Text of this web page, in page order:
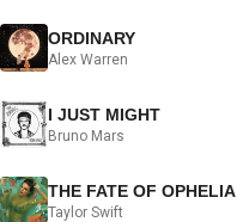
ORDINARY
Alex Warren
I JUST MIGHT
Bruno Mars
THE FATE OF OPHELIA
Taylor Swift